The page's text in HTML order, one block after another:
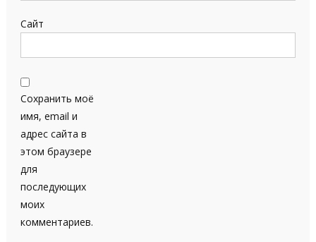
Сайт
Сохранить моё
имя, email и
адрес сайта в
этом браузере
для
последующих
моих
комментариев.